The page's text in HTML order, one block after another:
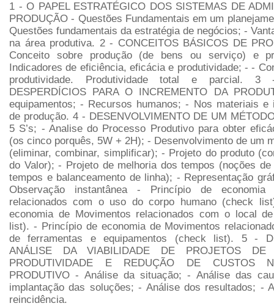
1 - O PAPEL ESTRATÉGICO DOS SISTEMAS DE
PRODUÇÃO - Questões Fundamentais em um
Questões fundamentais da estratégia de negócios; -
na área produtiva. 2 - CONCEITOS BÁSICOS DE
Conceito sobre produção (de bens ou serviço) e
Indicadores de eficiência, eficácia e produtividade; - -
produtividade. Produtividade total e parcial. 3 -
DESPERDÍCIOS PARA O INCREMENTO DA
equipamentos; - Recursos humanos; - Nos materiais e
de produção. 4 - DESENVOLVIMENTO DE UM
5 S’s; - Analise do Processo Produtivo para obter
(os cinco porquês, 5W + 2H); - Desenvolvimento de um
(eliminar, combinar, simplificar); - Projeto do produto
do Valor); - Projeto de melhoria dos tempos (noções de
tempos e balanceamento de linha); - Representação
Observação instantânea - Princípio de economia
relacionados com o uso do corpo humano (check
economia de Movimentos relacionados com o local
list). - Princípio de economia de Movimentos
de ferramentas e equipamentos (check list). 5 -
ANÁLISE DA VIABILIDADE DE PROJETOS DE
PRODUTIVIDADE E REDUÇÃO DE CUSTOS
PRODUTIVO - Análise da situação; - Análise das
implantação das soluções; - Análise dos resultados; -
reincidência.